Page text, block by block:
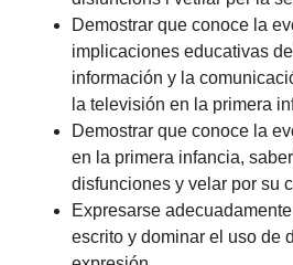
Demostrar que conoce la
implicaciones educativas
información y la
la televisión en la primera
Demostrar que conoce la
en la primera infancia,
disfunciones y velar por su
Expresarse
escrito y dominar el uso de